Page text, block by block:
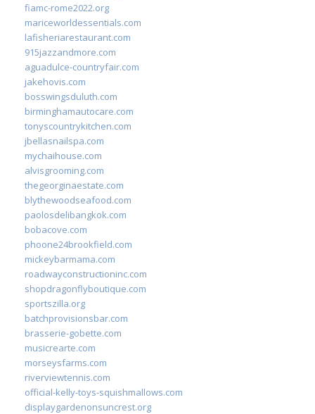
fiamc-rome2022.org
mariceworldessentials.com
lafisheriarestaurant.com
915jazzandmore.com
aguadulce-countryfair.com
jakehovis.com
bosswingsduluth.com
birminghamautocare.com
tonyscountrykitchen.com
jbellasnailspa.com
mychaihouse.com
alvisgrooming.com
thegeorginaestate.com
blythewoodseafood.com
paolosdelibangkok.com
bobacove.com
phoone24brookfield.com
mickeybarmama.com
roadwayconstructioninc.com
shopdragonflyboutique.com
sportszilla.org
batchprovisionsbar.com
brasserie-gobette.com
musicrearte.com
morseysfarms.com
riverviewtennis.com
official-kelly-toys-squishmallows.com
displaygardenonsuncrest.org